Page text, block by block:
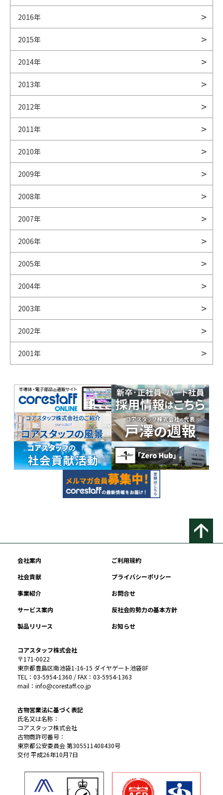
2016年
2015年
2014年
2013年
2012年
2011年
2010年
2009年
2008年
2007年
2006年
2005年
2004年
2003年
2002年
2001年
会社案内
ご利用規約
社会貢献
プライバシーポリシー
事業紹介
お問合せ
サービス案内
反社会的勢力の基本方針
製品リリース
お知らせ
コアスタッフ株式会社
〒171-0022
東京都豊島区南池袋1-16-15 ダイヤゲート池袋8F
TEL：03-5954-1360 / FAX：03-5954-1363
mail：info@corestaff.co.jp
古物営業法に基づく表記
氏名又は名称：
コアスタッフ株式会社
古物商許可番号：
東京都公安委員会 第305511408430号
交付 平成26年10月7日